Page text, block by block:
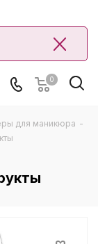
0
для маникюра -